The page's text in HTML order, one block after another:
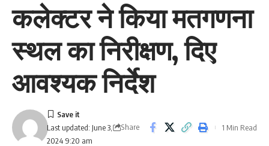
कलेक्टर ने किया मतगणना
स्थल का निरीक्षण, दिए
आवश्यक निर्देश
Last updated: June 3,
2024 9:20 am
Share 1 Min Read